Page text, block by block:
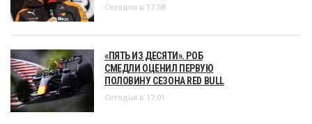
Сегодня в 17:58
«ПЯТЬ ИЗ ДЕСЯТИ». РОБ
СМЕДЛИ ОЦЕНИЛ ПЕРВУЮ
ПОЛОВИНУ СЕЗОНА RED BULL
Сегодня в 17:01